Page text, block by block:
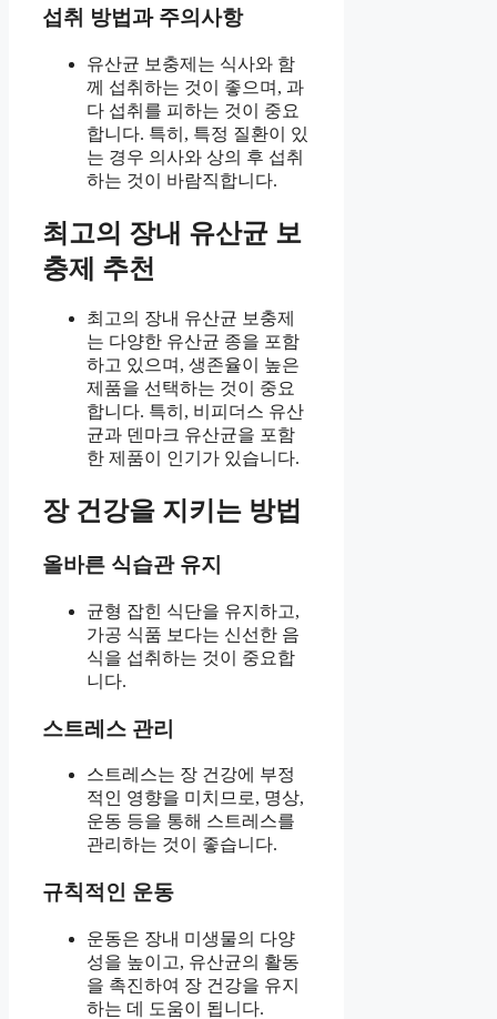
섭취 방법과 주의사항
유산균 보충제는 식사와 함
께 섭취하는 것이 좋으며, 과
다 섭취를 피하는 것이 중요
합니다. 특히, 특정 질환이 있
는 경우 의사와 상의 후 섭취
하는 것이 바람직합니다.
최고의 장내 유산균 보
충제 추천
최고의 장내 유산균 보충제
는 다양한 유산균 종을 포함
하고 있으며, 생존율이 높은
제품을 선택하는 것이 중요
합니다. 특히, 비피더스 유산
균과 덴마크 유산균을 포함
한 제품이 인기가 있습니다.
장 건강을 지키는 방법
올바른 식습관 유지
균형 잡힌 식단을 유지하고,
가공 식품 보다는 신선한 음
식을 섭취하는 것이 중요합
니다.
스트레스 관리
스트레스는 장 건강에 부정
적인 영향을 미치므로, 명상,
운동 등을 통해 스트레스를
관리하는 것이 좋습니다.
규칙적인 운동
운동은 장내 미생물의 다양
성을 높이고, 유산균의 활동
을 촉진하여 장 건강을 유지
하는 데 도움이 됩니다.